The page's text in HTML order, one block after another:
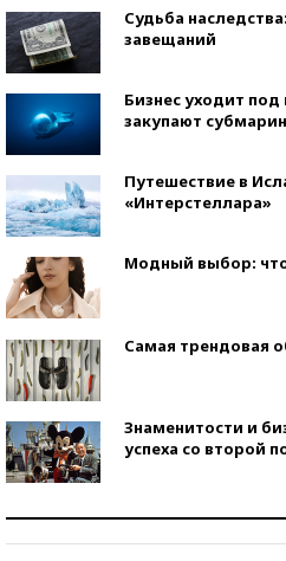
Судьба
завещаний
Бизнес уходит
закупают
Путешествие в
«Интерстеллара»
Модный выбор: что
Самая трендовая
Знаменитости и
успеха со второй